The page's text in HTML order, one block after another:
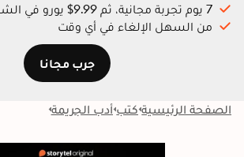
7 يوم تجربة مجانية، ثم 9.99$ يورو في الشهر
من السهل الإلغاء في أي وقت
جرب مجانا
الصفحة الرئيسية كتب أدب الجريمة